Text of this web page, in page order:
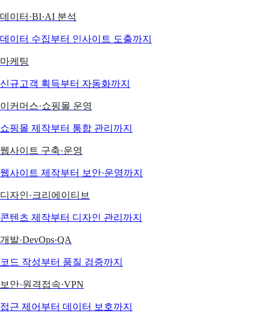
데이터·BI·AI 분석
데이터 수집부터 인사이트 도출까지
마케팅
신규고객 획득부터 자동화까지
이커머스·쇼핑몰 운영
쇼핑몰 제작부터 통합 관리까지
웹사이트 구축·운영
웹사이트 제작부터 보안·운영까지
디자인·크리에이티브
콘텐츠 제작부터 디자인 관리까지
개발·DevOps·QA
코드 작성부터 품질 검증까지
보안·원격접속·VPN
접근 제어부터 데이터 보호까지